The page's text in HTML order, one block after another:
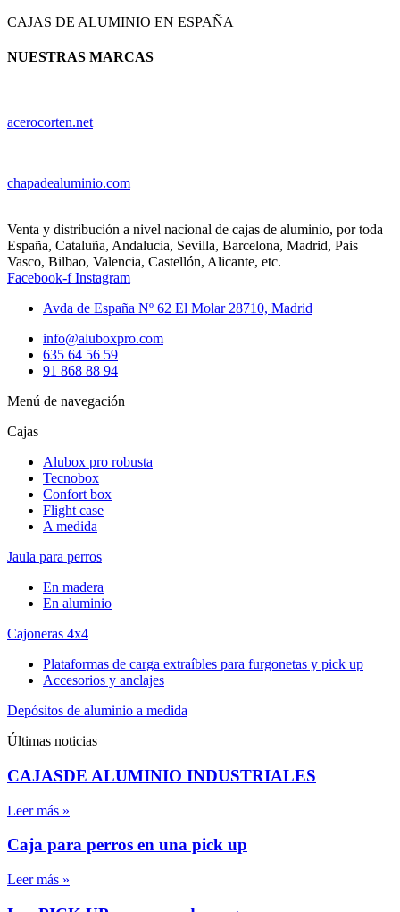
CAJAS DE ALUMINIO EN ESPAÑA
NUESTRAS MARCAS
acerocorten.net
chapadealuminio.com
Venta y distribución a nivel nacional de cajas de aluminio, por toda
España, Cataluña, Andalucia, Sevilla, Barcelona, Madrid, Pais
Vasco, Bilbao, Valencia, Castellón, Alicante, etc.
Facebook-f Instagram
Avda de España Nº 62 El Molar 28710, Madrid
info@aluboxpro.com
635 64 56 59
91 868 88 94
Menú de navegación
Cajas
Alubox pro robusta
Tecnobox
Confort box
Flight case
A medida
Jaula para perros
En madera
En aluminio
Cajoneras 4x4
Plataformas de carga extraíbles para furgonetas y pick up
Accesorios y anclajes
Depósitos de aluminio a medida
Últimas noticias
CAJASDE ALUMINIO INDUSTRIALES
Leer más »
Caja para perros en una pick up
Leer más »